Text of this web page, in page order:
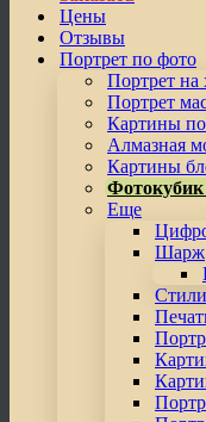
Цены
Отзывы
Портрет по фото
Портрет на
Портрет
Картины
Алмазная
Картины
Еще
Шарж